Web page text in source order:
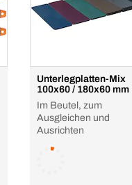
Unterlegplatten-Mix
100x60 / 180x60 mm
Im Beutel, zum
Ausgleichen und
Ausrichten